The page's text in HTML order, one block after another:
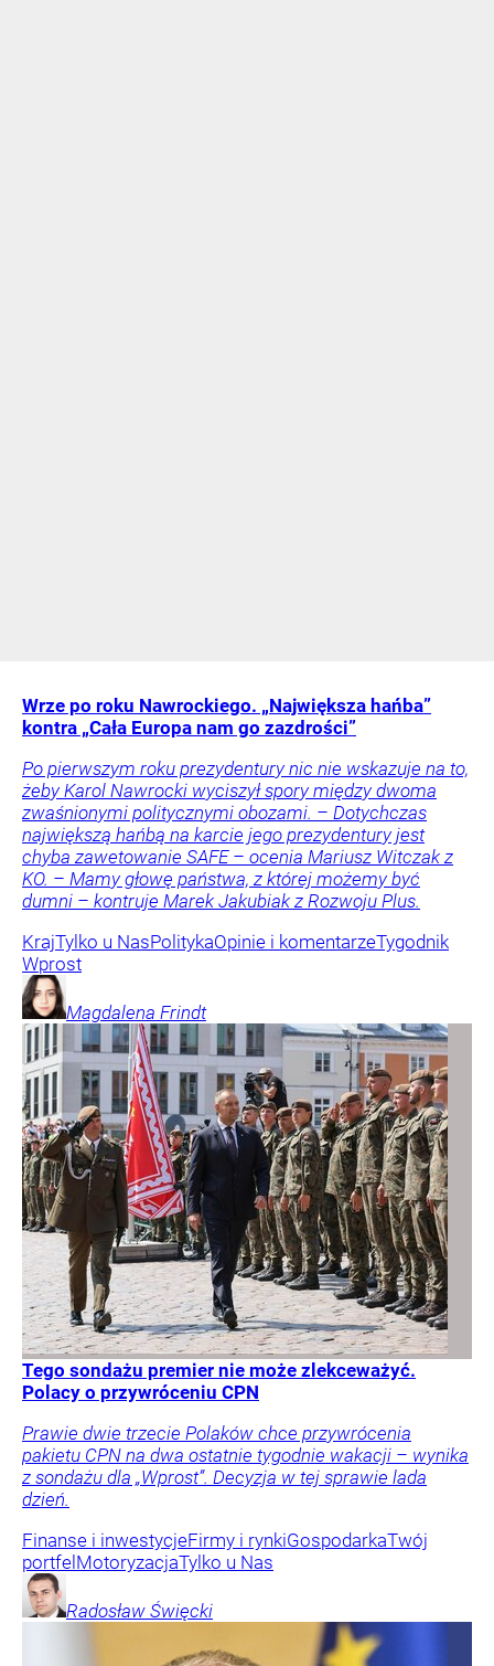
Wrze po roku Nawrockiego. „Największa hańba”
kontra „Cała Europa nam go zazdrości”
Po pierwszym roku prezydentury nic nie wskazuje na to,
żeby Karol Nawrocki wyciszył spory między dwoma
zwaśnionymi politycznymi obozami. – Dotychczas
największą hańbą na karcie jego prezydentury jest
chyba zawetowanie SAFE – ocenia Mariusz Witczak z
KO. – Mamy głowę państwa, z której możemy być
dumni – kontruje Marek Jakubiak z Rozwoju Plus.
KrajTylko u NasPolitykaOpinie i komentarzeTygodnik
Wprost
Magdalena Frindt
Tego sondażu premier nie może zlekceważyć.
Polacy o przywróceniu CPN
Prawie dwie trzecie Polaków chce przywrócenia
pakietu CPN na dwa ostatnie tygodnie wakacji – wynika
z sondażu dla „Wprost”. Decyzja w tej sprawie lada
dzień.
Finanse i inwestycjeFirmy i rynkiGospodarkaTwój
portfel MotoryzacjaTylko u Nas
Radosław Święcki